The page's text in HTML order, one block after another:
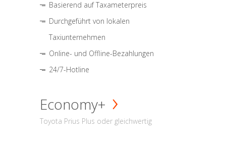
Basierend auf Taxameterpreis
Durchgeführt von lokalen
Taxiunternehmen
Online- und Offline-Bezahlungen
24/7-Hotline
Economy+
Toyota Prius Plus oder gleichwertig